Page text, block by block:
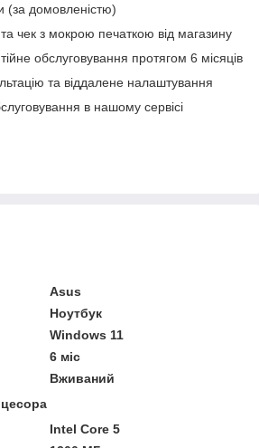
(за домовленістю)
чек з мокрою печаткою від магазину
обслуговування протягом 6 місяців
та віддалене налаштування
в нашому сервісі
Asus
Ноутбук
Windows 11
6 міс
Вживаний
Intel Core 5